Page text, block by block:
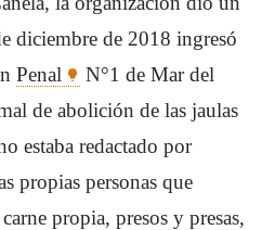
diciembre de 2018 ingresó
Penal
N°1 de Mar del
de abolición de las jaulas
estaba redactado por
propias personas que
propia, presos y presas,